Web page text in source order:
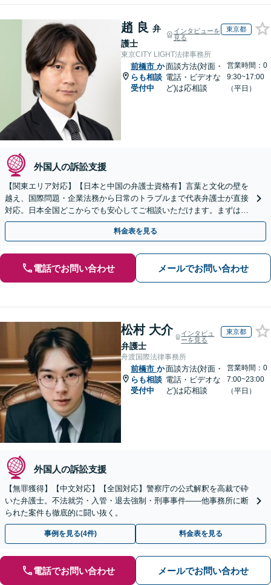
趙 良 弁
護士
インタビューを
見る
東京都
東京CITY LIGHT法律事務所
前橋市 か
らも相談
受付中
面談方法(対面・
電話・ビデオな
ど)は応相談
営業時間：0
9:30~17:00
（平日）
外国人の訴訟支援
【関東エリア対応】【日本と中国の弁護士資格有】言葉と文化の壁を
越え、国際問題・企業法務から日常のトラブルまで代表弁護士が直接
対応。日本全国どこからでも安心してご相談いただけます。まずは一
歩を踏み出してみませんか。【初回相談無料】
料金表を見る
電話でお問い合わせ メールでお問い合わせ
松村 大介
弁護士
インタビュ
ーを見る
東京都
舟渡国際法律事務所
前橋市 か
らも相談
受付中
面談方法(対面・
電話・ビデオな
ど)は応相談
営業時間：0
7:00~23:00
（平日）
外国人の訴訟支援
【無罪獲得】【中文対応】【全国対応】警察庁の公式解釈を高裁で砕
いた弁護士。不法就労・入管・退去強制・刑事事件——他事務所に断
られた案件も徹底的に闘い抜く。
事例を見る(4件) 料金表を見る
電話でお問い合わせ メールでお問い合わせ